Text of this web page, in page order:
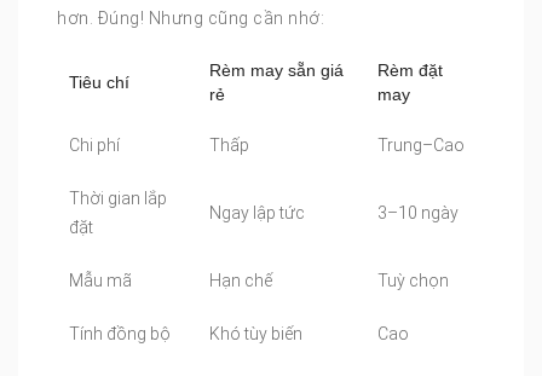
hơn. Đúng! Nhưng cũng cần nhớ:
Tiêu chí
Rèm may sẵn giá
rẻ
Rèm đặt
may
Chi phí Thấp Trung–Cao
Thời gian lắp
đặt
Ngay lập tức 3–10 ngày
Mẫu mã Hạn chế Tuỳ chọn
Tính đồng bộ Khó tùy biến Cao